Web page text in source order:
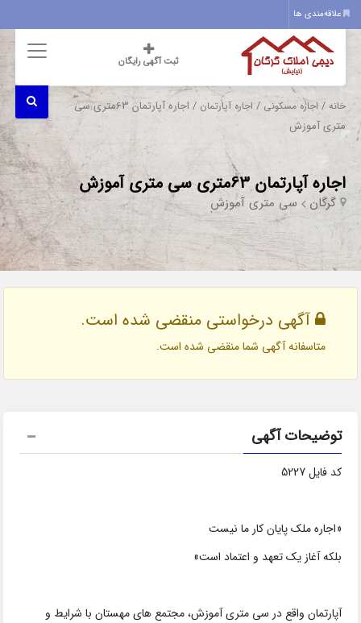
علاقه‌مندی ها
ثبت آگهی رایگان
خانه /اجاره مسکونی/ اجاره آپارتمان
/ اجاره آپارتمان 63متری سی
متری آموزش
اجاره آپارتمان 63متری سی متری آموزش
گرگان سی متری آموزش
آگهی درخواستی منقضی شده است.
متاسفانه آگهی شما منقضی شده است.
توضیحات آگهی
کد فایل 5227
«اجاره ملک پایان کار ما نیست
بلکه آغاز یک تعهد و اعتماد است»
آپارتمان واقع در سی متری آموزش، مجتمع های مهستان با شرایط و